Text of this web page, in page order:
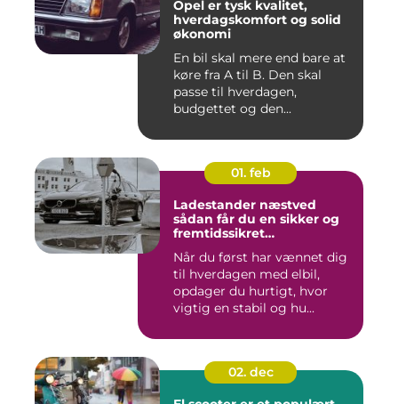
Opel er tysk kvalitet,
hverdagskomfort og solid
økonomi
En bil skal mere end bare at
køre fra A til B. Den skal
passe til hverdagen,
budgettet og den...
01. feb
Ladestander næstved
sådan får du en sikker og
fremtidssikret
Når du først har vænnet dig
til hverdagen med elbil,
opdager du hurtigt, hvor
vigtig en stabil og hu...
02. dec